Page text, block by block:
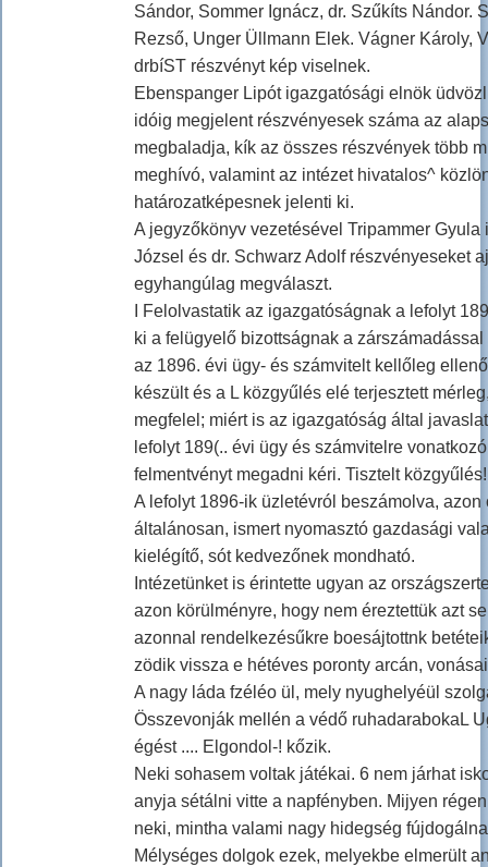
Sándor, Sommer Ignácz, dr. Szűkíts Nándor.
Rezső, Unger Üllmann Elek. Vágner Károly,
drbíST részvényt kép viselnek.
Ebenspanger Lipót igazgatósági elnök
idóig megjelent részvényesek száma az
megbaladja, kík az összes részvények több
meghívó, valamint az intézet hivatalos^
határozatképesnek jelenti ki.
A jegyzőkönyv vezetésével Tripammer
Józsel és dr. Schwarz Adolf részvényeseket
egyhangúlag megválaszt.
I Felolvastatik az igazgatóságnak a lefolyt
ki a felügyelő bizottságnak a
az 1896. évi ügy- és számvitelt kellőleg
készült és a L közgyűlés elé terjesztett
megfelel; miért is az igazgatóság által
lefolyt 189(.. évi ügy és számvitelre
felmentvényt megadni kéri. Tisztelt közgyűlés!
A lefolyt 1896-ik üzletévról beszámolva,
általánosan, ismert nyomasztó gazdasági
kielégítő, sót kedvezőnek mondható.
Intézetünket is érintette ugyan az
azon körülményre, hogy nem éreztettük azt
azonnal rendelkezésűkre boesájtottnk
zödik vissza e hétéves poronty arcán,
A nagy láda fzéléo ül, mely nyughelyéül
Összevonják mellén a védő ruhadarabokaL
égést .... Elgondol-! kőzik.
Neki sohasem voltak játékai. 6 nem járhat
anyja sétálni vitte a napfényben. Mijyen
neki, mintha valami nagy hidegség
Mélységes dolgok ezek, melyekbe elmerült